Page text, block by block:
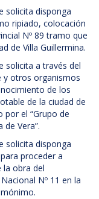
solicita disponga
ripiado, colocación
Nº 89 tramo que
de Villa Guillermina.
solicita a través del
y otros organismos
de los
de la ciudad de
el “Grupo de
Vera”.
solicita disponga
proceder a
obra del
Nº 11 en la